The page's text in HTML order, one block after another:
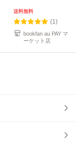
送料無料
(1)
bookfan au PAY マ
ーケット店